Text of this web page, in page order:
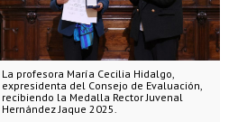
La profesora María Cecilia Hidalgo,
expresidenta del Consejo de Evaluación,
recibiendo la Medalla Rector Juvenal
Hernández Jaque 2025.